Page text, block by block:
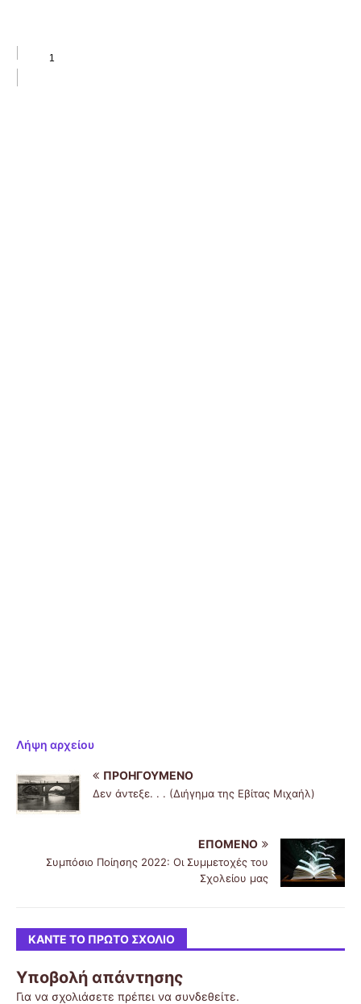
Λήψη αρχείου
ΠΡΟΗΓΟΎΜΕΝΟ
Δεν άντεξε. . . (Διήγημα της Εβίτας Μιχαήλ)
ΕΠΌΜΕΝΟ
Συμπόσιο Ποίησης 2022: Οι Συμμετοχές του
Σχολείου μας
ΚΆΝΤΕ ΤΟ ΠΡΏΤΟ ΣΧΌΛΙΟ
Υποβολή απάντησης
Για να σχολιάσετε πρέπει να συνδεθείτε.